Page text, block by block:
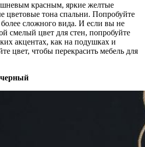
красным, яркие желтые
цветовые тона спальни. Попробуйте
сложного вида. И если вы не
смелый цвет для стен, попробуйте
акцентах, как на подушках и
цвет, чтобы перекрасить мебель для